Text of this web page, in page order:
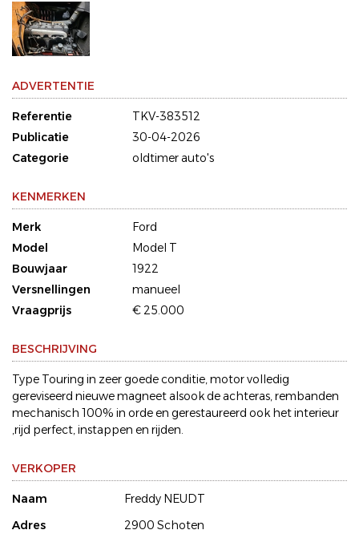
ADVERTENTIE
Referentie
TKV-383512
Publicatie
30-04-2026
Categorie
oldtimer auto's
KENMERKEN
Merk
Ford
Model
Model T
Bouwjaar
1922
Versnellingen
manueel
Vraagprijs
€ 25.000
BESCHRIJVING
Type Touring in zeer goede conditie, motor volledig
gereviseerd nieuwe magneet alsook de achteras, rembanden
mechanisch 100% in orde en gerestaureerd ook het interieur
,rijd perfect, instappen en rijden.
VERKOPER
Naam
Freddy NEUDT
Adres
2900 Schoten